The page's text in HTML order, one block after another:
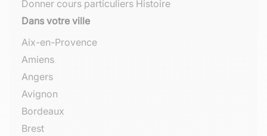
Donner cours particuliers Histoire
Dans votre ville
Aix-en-Provence
Amiens
Angers
Avignon
Bordeaux
Brest